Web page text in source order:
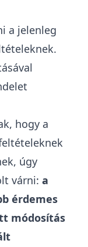
a jelenleg
hogy a
úgy
várni: a
érdemes
módosítás